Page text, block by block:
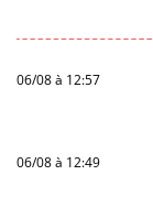
06/08 à 12:57
06/08 à 12:49